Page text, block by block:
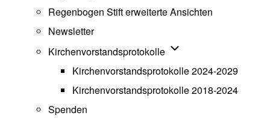
Regenbogen Stift erweiterte Ansichten
Newsletter
Kirchenvorstandsprotokolle Unternavigation von
Kirchenvorstandsprotokolle 2024-2029
Kirchenvorstandsprotokolle 2018-2024
Spenden